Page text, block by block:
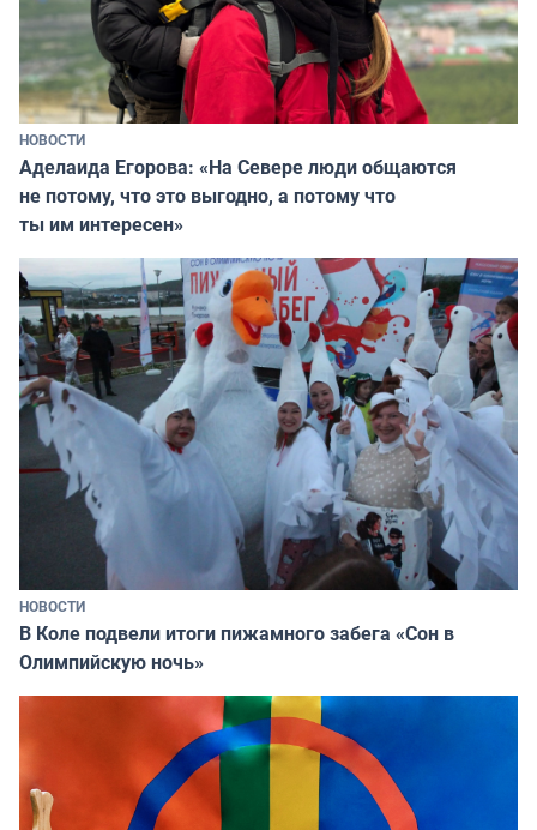
НОВОСТИ
Аделаида Егорова: «На Севере люди общаются
не потому, что это выгодно, а потому что
ты им интересен»
НОВОСТИ
В Коле подвели итоги пижамного забега «Сон в
Олимпийскую ночь»